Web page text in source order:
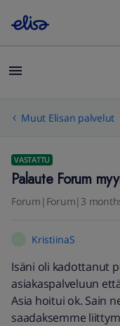
Muut Elisan palvelut
VASTATTU
Palaute Forum
Forum|Forum|3
KristiinaS
Isäni oli kadottanut
asiakaspalveluun
Asia hoitui ok. Sain
saadaksemme